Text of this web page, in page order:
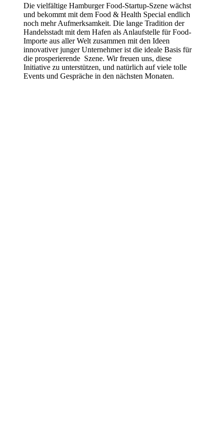
Die vielfältige Hamburger Food-Startup-Szene wächst
und bekommt mit dem Food & Health Special endlich
noch mehr Aufmerksamkeit. Die lange Tradition der
Handelsstadt mit dem Hafen als Anlaufstelle für Food-
Importe aus aller Welt zusammen mit den Ideen
innovativer junger Unternehmer ist die ideale Basis für
die prosperierende Szene. Wir freuen uns, diese
Initiative zu unterstützen, und natürlich auf viele tolle
Events und Gespräche in den nächsten Monaten.